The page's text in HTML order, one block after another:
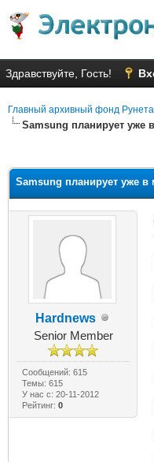
Здравствуйте, Гость!
Главный архивный фонд Рунета
Samsung планирует уже
Samsung планирует уже
Hardnews
Senior Member
Сообщений: 615
Темы: 615
У нас с: 20-11-2012
Рейтинг: 0